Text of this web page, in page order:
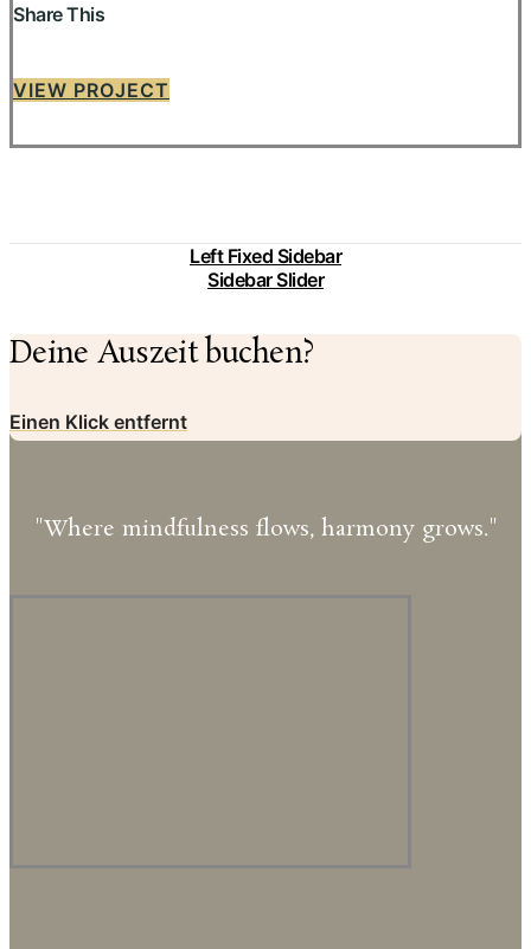
Share This
VIEW PROJECT
Left Fixed Sidebar
Sidebar Slider
Deine Auszeit buchen?
Einen Klick entfernt
"Where mindfulness flows, harmony grows."